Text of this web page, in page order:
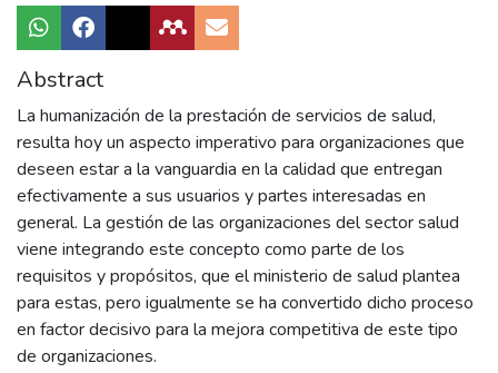
Abstract
La humanización de la prestación de servicios de salud,
resulta hoy un aspecto imperativo para organizaciones que
deseen estar a la vanguardia en la calidad que entregan
efectivamente a sus usuarios y partes interesadas en
general. La gestión de las organizaciones del sector salud
viene integrando este concepto como parte de los
requisitos y propósitos, que el ministerio de salud plantea
para estas, pero igualmente se ha convertido dicho proceso
en factor decisivo para la mejora competitiva de este tipo
de organizaciones.